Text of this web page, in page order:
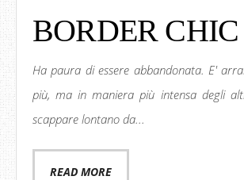
BORDER CHIC
Ha paura di essere abbandonata. E'
più, ma in maniera più intensa degli
scappare lontano da...
READ MORE